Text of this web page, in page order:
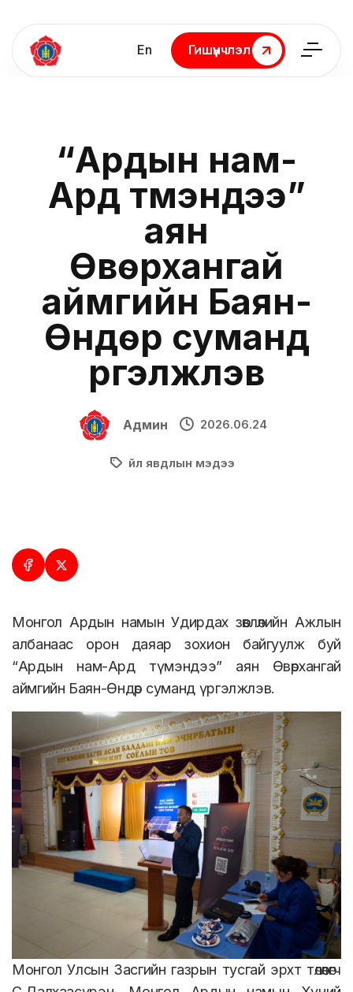
En
Гишүүнчлэл
Гишүүнчлэл
“Ардын нам-
Ард түмэндээ”
аян
Өвөрхангай
аймгийн Баян-
Өндөр суманд
үргэлжлэв
Админ 2026.06.24
Үйл явдлын мэдээ
Монгол Ардын намын Удирдах зөвлөлийн Ажлын
албанаас орон даяар зохион байгуулж буй
“Ардын нам-Ард түмэндээ” аян Өвөрхангай
аймгийн Баян-Өндөр суманд үргэлжлэв.
Монгол Улсын Засгийн газрын тусгай эрхт төлөөлөгч